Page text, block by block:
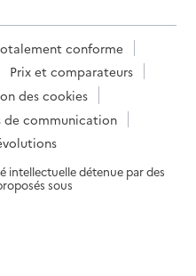
conforme
Prix et comparateurs
des cookies
de communication
intellectuelle détenue par des
sous